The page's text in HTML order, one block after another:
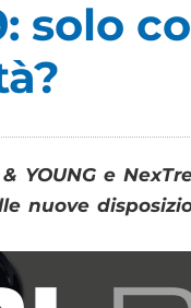
solo
YOUNG e
nuove